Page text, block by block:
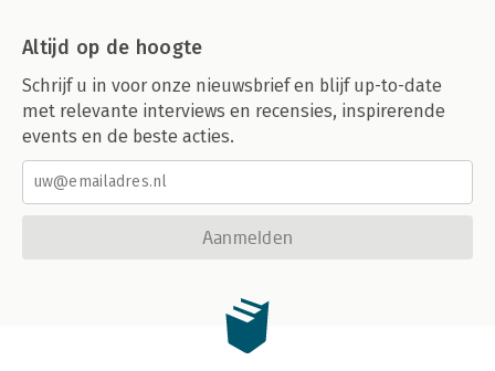
Altijd op de hoogte
Schrijf u in voor onze nieuwsbrief en blijf up-to-date
met relevante interviews en recensies, inspirerende
events en de beste acties.
Aanmelden